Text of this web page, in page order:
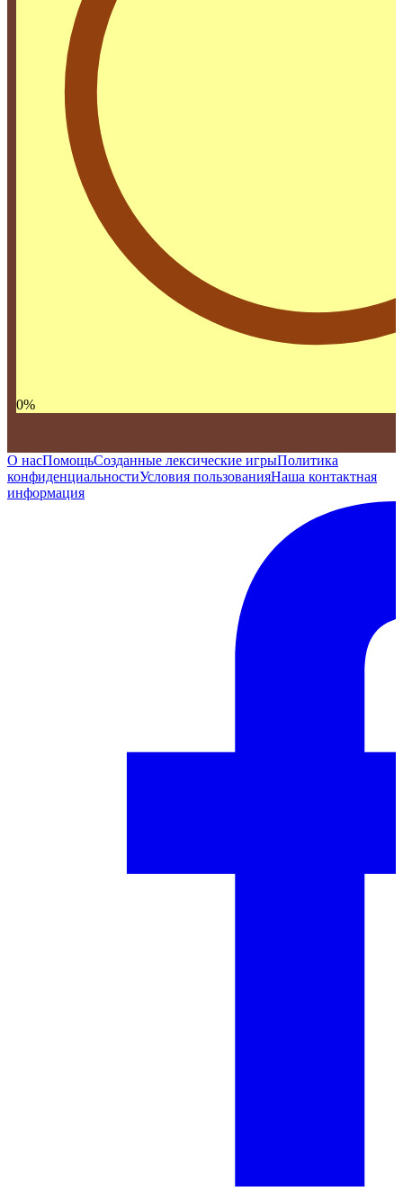
0%
О насПомощьСозданные лексические игрыПолитика
конфиденциальностиУсловия пользованияНаша контактная
информация